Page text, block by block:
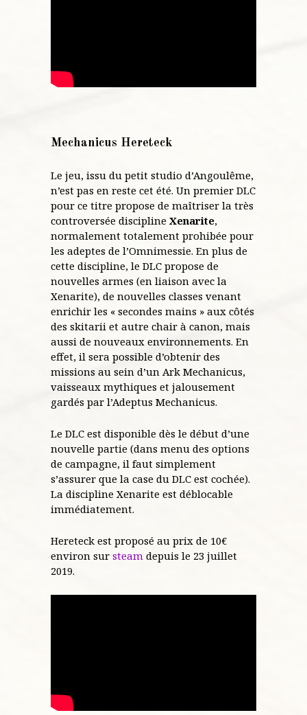
Mechanicus Hereteck
Le jeu, issu du petit studio d’Angoulême,
n’est pas en reste cet été. Un premier DLC
pour ce titre propose de maîtriser la très
controversée discipline Xenarite,
normalement totalement prohibée pour
les adeptes de l’Omnimessie. En plus de
cette discipline, le DLC propose de
nouvelles armes (en liaison avec la
Xenarite), de nouvelles classes venant
enrichir les « secondes mains » aux côtés
des skitarii et autre chair à canon, mais
aussi de nouveaux environnements. En
effet, il sera possible d’obtenir des
missions au sein d’un Ark Mechanicus,
vaisseaux mythiques et jalousement
gardés par l’Adeptus Mechanicus.
Le DLC est disponible dès le début d’une
nouvelle partie (dans menu des options
de campagne, il faut simplement
s’assurer que la case du DLC est cochée).
La discipline Xenarite est déblocable
immédiatement.
Hereteck est proposé au prix de 10€
environ sur steam depuis le 23 juillet
2019.